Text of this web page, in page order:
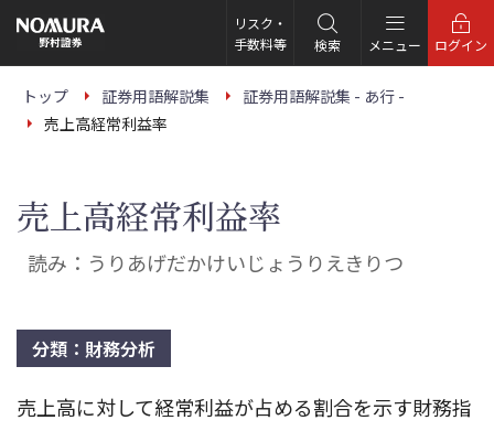
の
ー
リスク・
手数料等
検索 メニュー ログイン
トップ 証券用語解説集
証券用語解説集 - あ行 -
売上高経常利益率
売上高経常利益率
読み：うりあげだかけいじょうりえきりつ
分類：財務分析
売上高に対して経常利益が占める割合を示す財務指